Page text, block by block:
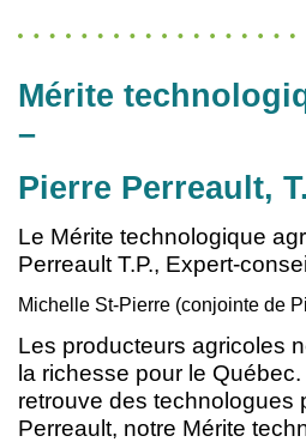
Mérite
–
Pierre Perreault,
Le Mérite technologique
Perreault T.P., Expert-
Michelle St-Pierre (conjointe de
Les producteurs agricoles
la richesse pour le
retrouve des technologues
Perreault, notre Mérite